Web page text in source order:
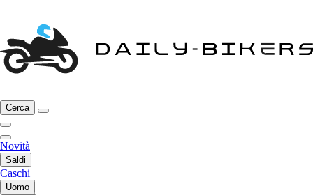
Cerca
Novità
Saldi
Caschi
Uomo